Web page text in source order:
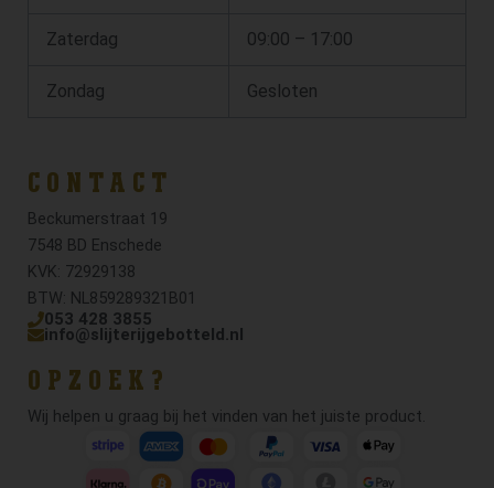
Zaterdag 09:00 – 17:00
Zondag Gesloten
CONTACT
Beckumerstraat 19
7548 BD Enschede
KVK: 72929138
BTW: NL859289321B01
053 428 3855
info@slijterijgebotteld.nl
OPZOEK?
Wij helpen u graag bij het vinden van het juiste product.